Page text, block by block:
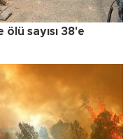
sayısı 38'e